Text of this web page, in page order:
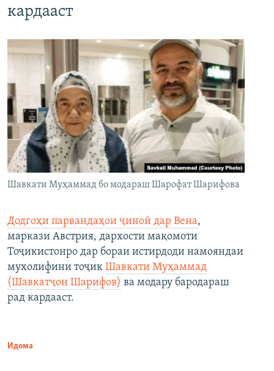
кардааст
Шавкати Муҳаммад бо модараш Шарофат Шарифова
Додгоҳи парвандаҳои ҷиноӣ дар Вена,
маркази Австрия, дархости мақомоти
Тоҷикистонро дар бораи истирдоди намояндаи
мухолифини тоҷик Шавкати Муҳаммад
(Шавкатҷон Шарифов) ва модару бародараш
рад кардааст.
Идома